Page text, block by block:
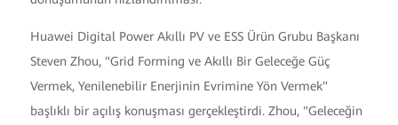
Huawei Digital Power Akıllı PV ve ESS Ürün Grubu Başkanı
Steven Zhou, "Grid Forming ve Akıllı Bir Geleceğe Güç
Vermek, Yenilenebilir Enerjinin Evrimine Yön Vermek"
başlıklı bir açılış konuşması gerçekleştirdi. Zhou, "Geleceğin